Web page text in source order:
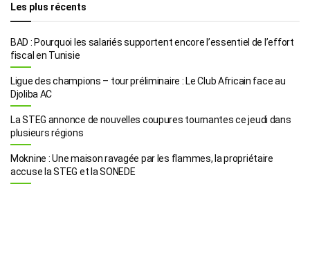
Les plus récents
BAD : Pourquoi les salariés supportent encore l’essentiel de l’effort
fiscal en Tunisie
Ligue des champions – tour préliminaire : Le Club Africain face au
Djoliba AC
La STEG annonce de nouvelles coupures tournantes ce jeudi dans
plusieurs régions
Moknine : Une maison ravagée par les flammes, la propriétaire
accuse la STEG et la SONEDE